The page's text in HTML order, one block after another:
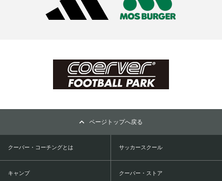
ページトップへ戻る
クーバー・コーチングとは サッカースクール
キャンプ クーバー・ストア